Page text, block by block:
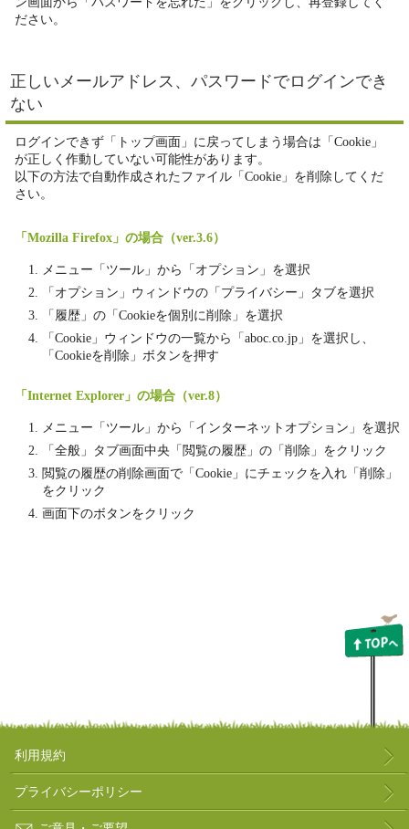
ださい。
正しいメールアドレス、パスワードでログインでき
ない
ログインできず「トップ画面」に戻ってしまう場合は「Cookie」
が正しく作動していない可能性があります。
以下の方法で自動作成されたファイル「Cookie」を削除してくだ
さい。
「Mozilla Firefox」の場合（ver.3.6）
メニュー「ツール」から「オプション」を選択
「オプション」ウィンドウの「プライバシー」タブを選択
「履歴」の「Cookieを個別に削除」を選択
「Cookie」ウィンドウの一覧から「aboc.co.jp」を選択し、
「Cookieを削除」ボタンを押す
「Internet Explorer」の場合（ver.8）
メニュー「ツール」から「インターネットオプション」を選択
「全般」タブ画面中央「閲覧の履歴」の「削除」をクリック
閲覧の履歴の削除画面で「Cookie」にチェックを入れ「削除」
をクリック
画面下のボタンをクリック
利用規約
プライバシーポリシー